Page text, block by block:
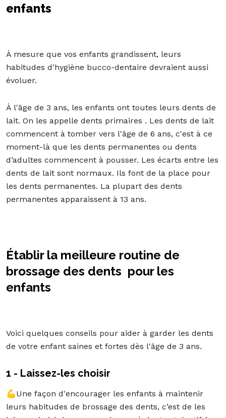
enfants
À mesure que vos enfants grandissent, leurs
habitudes d'hygiène bucco-dentaire devraient aussi
évoluer.
À l'âge de 3 ans, les enfants ont toutes leurs dents de
lait. On les appelle dents primaires . Les dents de lait
commencent à tomber vers l'âge de 6 ans, c'est à ce
moment-là que les dents permanentes ou dents
d’adultes commencent à pousser. Les écarts entre les
dents de lait sont normaux. Ils font de la place pour
les dents permanentes. La plupart des dents
permanentes apparaissent à 13 ans.
Établir la meilleure routine de
brossage des dents pour les
enfants
Voici quelques conseils pour aider à garder les dents
de votre enfant saines et fortes dès l'âge de 3 ans.
1 - Laissez-les choisir
💪Une façon d'encourager les enfants à maintenir
leurs habitudes de brossage des dents, c’est de les